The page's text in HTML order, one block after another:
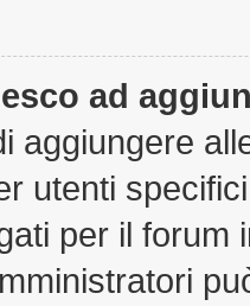
ad
aggiungere
utenti
per il forum